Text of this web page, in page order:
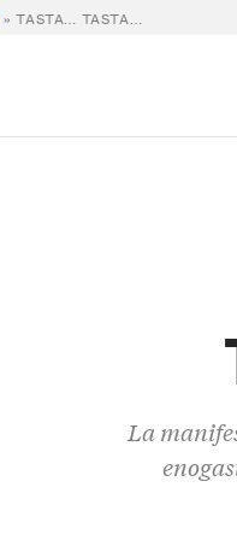
»TASTA… TASTA…
La